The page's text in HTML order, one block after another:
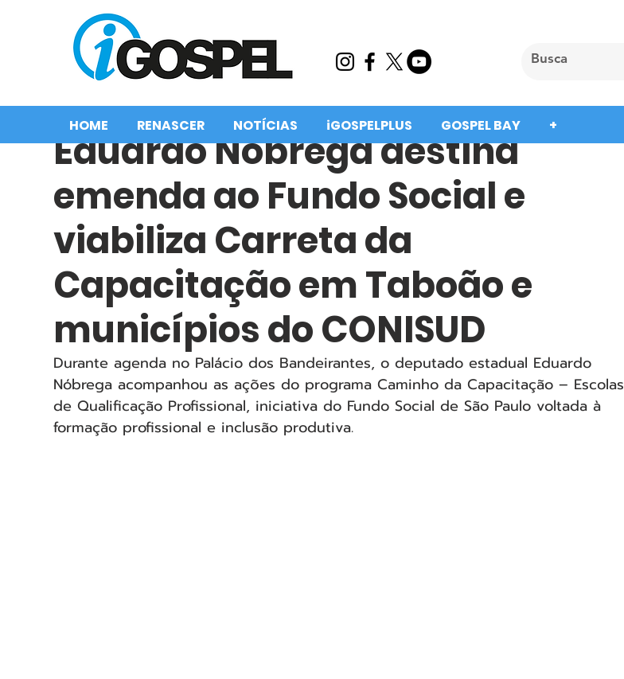
HOME RENASCER NOTÍCIAS iGOSPELPLUS GOSPEL BAY +
Eduardo Nóbrega destina
emenda ao Fundo Social e
viabiliza Carreta da
Capacitação em Taboão e
municípios do CONISUD
Durante agenda no Palácio dos Bandeirantes, o deputado estadual Eduardo
Nóbrega acompanhou as ações do programa Caminho da Capacitação – Escolas
de Qualificação Profissional, iniciativa do Fundo Social de São Paulo voltada à
formação profissional e inclusão produtiva.